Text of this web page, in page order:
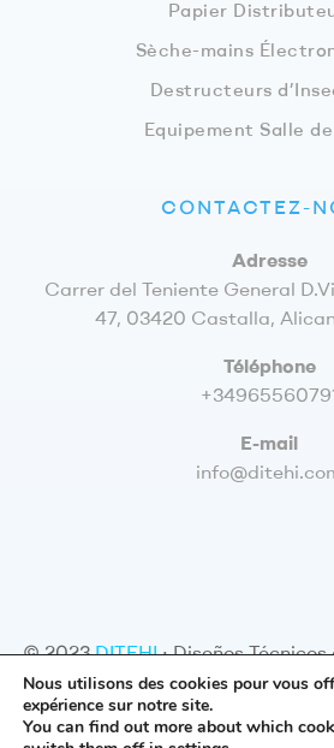
Papier
Sèche-mains
Destructeurs
Equipement Salle
CONTACTEZ-
Adresse
Carrer del Teniente General
47, 03420 Castalla,
Téléphone
E-mail
© 2023DITEHI · Diseños
droits réservés – Avis légal–
Nous utilisons des cookies pour vous
expérience sur notre site.
You can find out more about which